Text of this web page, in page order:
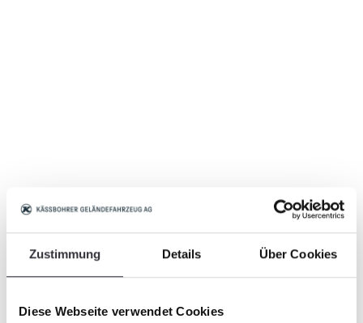
Zustimmung Details Über Cookies
Diese Webseite verwendet Cookies